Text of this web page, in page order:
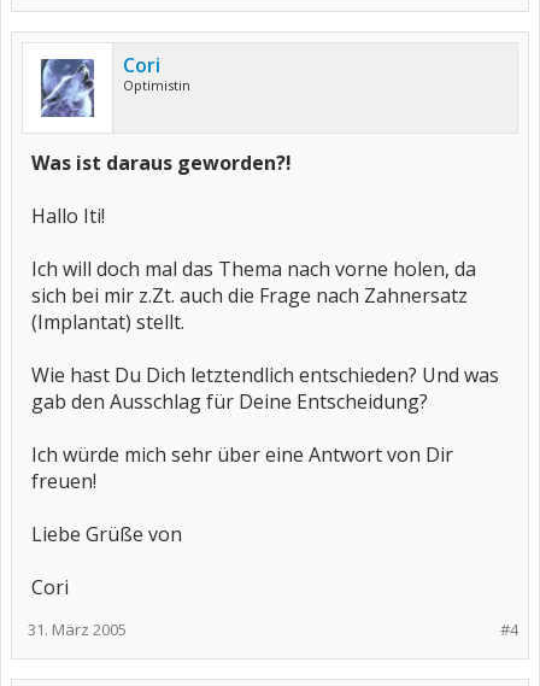
Cori
Optimistin
Was ist daraus geworden?!
Hallo Iti!
Ich will doch mal das Thema nach vorne holen, da
sich bei mir z.Zt. auch die Frage nach Zahnersatz
(Implantat) stellt.
Wie hast Du Dich letztendlich entschieden? Und was
gab den Ausschlag für Deine Entscheidung?
Ich würde mich sehr über eine Antwort von Dir
freuen!
Liebe Grüße von
Cori
#4
31. März 2005